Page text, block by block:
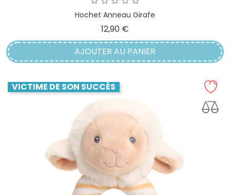
Hochet Anneau Girafe
12,90 €
AJOUTER AU PANIER
VICTIME DE SON SUCCÈS